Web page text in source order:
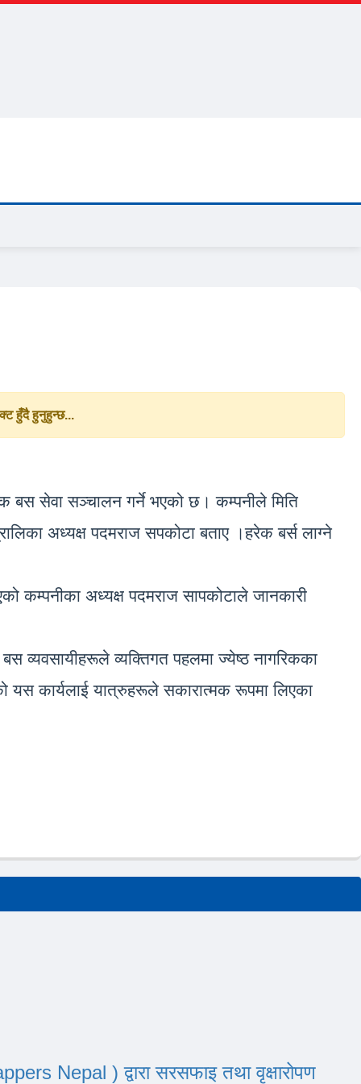
हुँदै हुनुहुन्छ...
बस सेवा सञ्चालन गर्ने भएको छ। कम्पनीले मिति
अध्यक्ष पदमराज सपकोटा बताए ।हरेक बर्स लाग्ने
कम्पनीका अध्यक्ष पदमराज सापकोटाले जानकारी
व्यवसायीहरूले व्यक्तिगत पहलमा ज्येष्ठ नागरिकका
यस कार्यलाई यात्रुहरूले सकारात्मक रूपमा लिएका
Nepal ) द्वारा सरसफाइ तथा वृक्षारोपण